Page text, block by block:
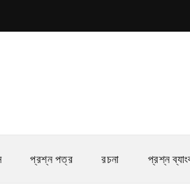
প্রশ্ন পত্র রচনা প্রশ্ন